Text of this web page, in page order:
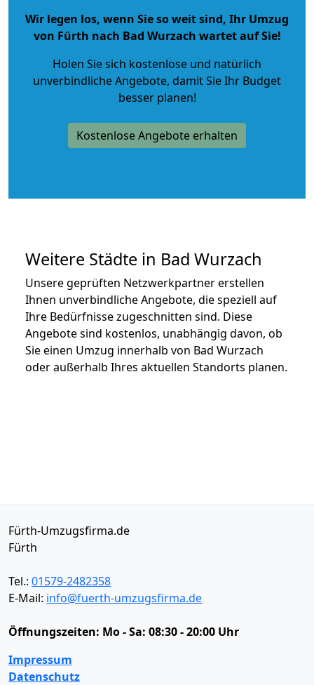
Wir legen los, wenn Sie so weit sind, Ihr Umzug
von Fürth nach Bad Wurzach wartet auf Sie!
Holen Sie sich kostenlose und natürlich
unverbindliche Angebote, damit Sie Ihr Budget
besser planen!
Kostenlose Angebote erhalten
Weitere Städte in Bad Wurzach
Unsere geprüften Netzwerkpartner erstellen
Ihnen unverbindliche Angebote, die speziell auf
Ihre Bedürfnisse zugeschnitten sind. Diese
Angebote sind kostenlos, unabhängig davon, ob
Sie einen Umzug innerhalb von Bad Wurzach
oder außerhalb Ihres aktuellen Standorts planen.
Fürth-Umzugsfirma.de
Fürth
Tel.: 01579-2482358
E-Mail: info@fuerth-umzugsfirma.de
Öffnungszeiten: Mo - Sa: 08:30 - 20:00 Uhr
Impressum
Datenschutz